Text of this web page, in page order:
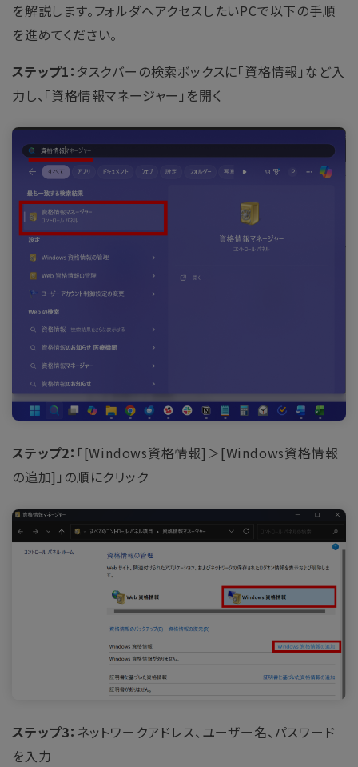
を解説します。フォルダへアクセスしたいPCで以下の手順
を進めてください。
ステップ1： タスクバーの検索ボックスに「資格情報」など入
力し、「資格情報マネージャー」を開く
ステップ2： 「[Windows資格情報]＞[Windows資格情報
の追加]」の順にクリック
ステップ3： ネットワークアドレス、ユーザー名、パスワード
を入力